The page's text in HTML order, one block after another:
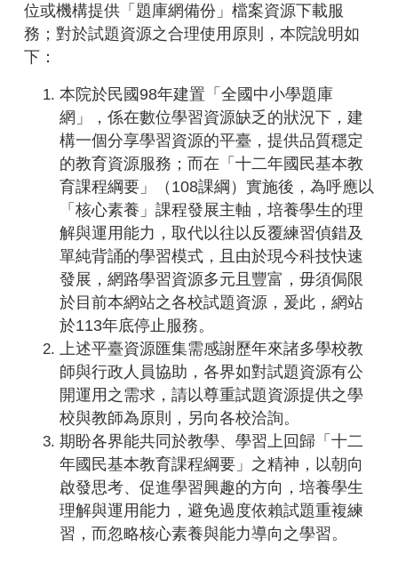
位或機構提供「題庫網備份」檔案資源下載服
務；對於試題資源之合理使用原則，本院說明如
下：
本院於民國98年建置「全國中小學題庫
網」，係在數位學習資源缺乏的狀況下，建
構一個分享學習資源的平臺，提供品質穩定
的教育資源服務；而在「十二年國民基本教
育課程綱要」（108課綱）實施後，為呼應以
「核心素養」課程發展主軸，培養學生的理
解與運用能力，取代以往以反覆練習偵錯及
單純背誦的學習模式，且由於現今科技快速
發展，網路學習資源多元且豐富，毋須侷限
於目前本網站之各校試題資源，爰此，網站
於113年底停止服務。
上述平臺資源匯集需感謝歷年來諸多學校教
師與行政人員協助，各界如對試題資源有公
開運用之需求，請以尊重試題資源提供之學
校與教師為原則，另向各校洽詢。
期盼各界能共同於教學、學習上回歸「十二
年國民基本教育課程綱要」之精神，以朝向
啟發思考、促進學習興趣的方向，培養學生
理解與運用能力，避免過度依賴試題重複練
習，而忽略核心素養與能力導向之學習。